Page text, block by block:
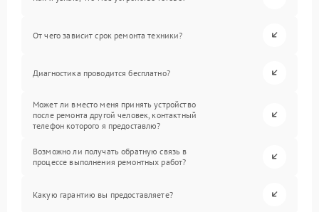
От чего зависит срок ремонта техники?
Диагностика проводится бесплатно?
Может ли вместо меня принять устройство
после ремонта другой человек, контактный
телефон которого я предоставлю?
Возможно ли получать обратную связь в
процессе выполнения ремонтных работ?
Какую гарантию вы предоставляете?